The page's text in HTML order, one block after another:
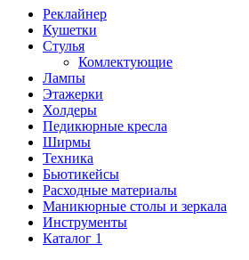
Реклайнер
Кушетки
Стулья
Комлектующие
Лампы
Этажерки
Холдеры
Педикюрные кресла
Ширмы
Техника
Бьютикейсы
Расходные материалы
Маникюрные столы и зеркала
Инструменты
Каталог 1